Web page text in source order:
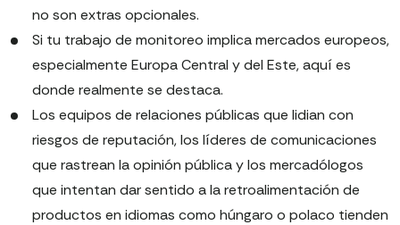
no son extras opcionales.
Si tu trabajo de monitoreo implica mercados europeos,
especialmente Europa Central y del Este, aquí es
donde realmente se destaca.
Los equipos de relaciones públicas que lidian con
riesgos de reputación, los líderes de comunicaciones
que rastrean la opinión pública y los mercadólogos
que intentan dar sentido a la retroalimentación de
productos en idiomas como húngaro o polaco tienden